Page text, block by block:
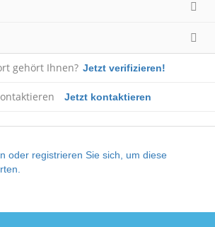
gehört Ihnen? Jetzt verifizieren!
Jetzt kontaktieren
oder registrieren Sie sich, um diese